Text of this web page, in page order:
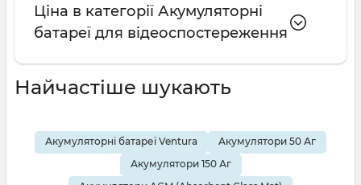
Ціна в категорії Акумуляторні
батареї для відеоспостереження
Найчастіше шукають
Акумуляторні батареї Ventura
Акумулятори 50 Аг
Акумулятори 150 Аг